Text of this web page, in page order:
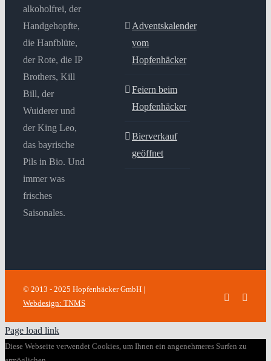
alkoholfrei, der
Handgehopfte,
die Hanfblüte,
der Rote, die IP
Brothers, Kill
Bill, der
Wuiderer und
der King Leo,
das bayrische
Pils in Bio. Und
immer was
frisches
Saisonales.
Adventskalender
vom
Hopfenhäcker
Feiern beim
Hopfenhäcker
Bierverkauf
geöffnet
© 2013 - 2025 Hopfenhäcker GmbH |
Webdesign: TNMS
Facebook
Page load link
Diese Webseite verwendet Cookies, um Ihnen ein angenehmeres Surfen zu